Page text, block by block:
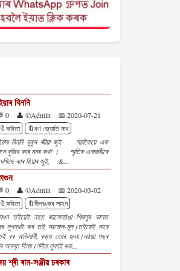
বিননি
0 👤 ©Admin
📅 2020-07-21
🔖কবিতা
🔖ৰণ জ্যোতি নাথ
বিননি বুকুৰ জীয়া জুই সচাকৈয়ে এক
বুজিব কাৰ মনৰ কথা । স্মৃতিৰ এনাজৰীৰে
কাৰ হিয়াৰ জুই, &...
0 👤 ©Admin
📅 2020-03-02
🔖কবিতা
🔖দীপাঙ্কৰ লাহন
তইয়েই নহয় জানোলঠঙা শিমলুৰ ডালত
সুগন্ধই কৰ তই আমোল-মূল।তইয়েই নহয়
বৰ অভিমানী, ৰক্ত তোৰ হৃদয়।লঠঙা গছৰ
অনন্ত বিনয়।নদীত লুকাই থক...
শ্ৰী ৰাম-সঞ্জীৱ চৰকাৰ